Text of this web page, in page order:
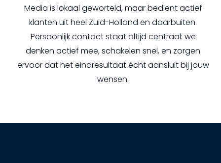
Media is lokaal geworteld, maar bedient actief
klanten uit heel Zuid-Holland en daarbuiten.
Persoonlijk contact staat altijd centraal: we
denken actief mee, schakelen snel, en zorgen
ervoor dat het eindresultaat écht aansluit bij jouw
wensen.